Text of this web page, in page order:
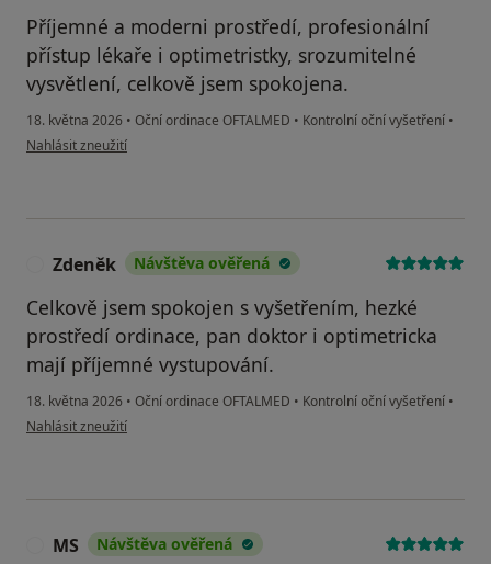
Příjemné a moderni prostředí, profesionální
přístup lékaře i optimetristky, srozumitelné
vysvětlení, celkově jsem spokojena.
18. května 2026 • Oční ordinace OFTALMED • Kontrolní oční vyšetření •
podle názoru uživatele Jana
Nahlásit zneužití
Zdeněk Návštěva ověřená
Celkově jsem spokojen s vyšetřením, hezké
prostředí ordinace, pan doktor i optimetricka
mají příjemné vystupování.
18. května 2026 • Oční ordinace OFTALMED • Kontrolní oční vyšetření •
podle názoru uživatele Zdeněk
Nahlásit zneužití
MS Návštěva ověřená